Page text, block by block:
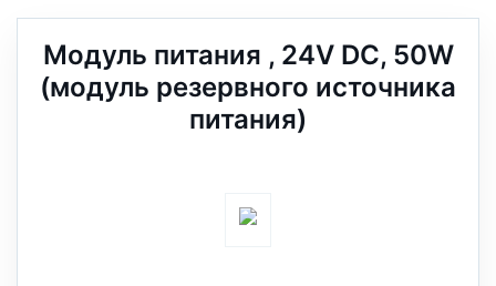
Модуль питания , 24V DC, 50W
(модуль резервного источника
питания)